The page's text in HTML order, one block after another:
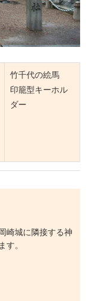
竹千代の絵馬
印籠型キーホル
ダー
崎城に隣接する神
す。